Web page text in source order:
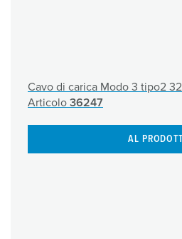
Cavo di carica Modo 3 tipo2
Articolo 36247
AL